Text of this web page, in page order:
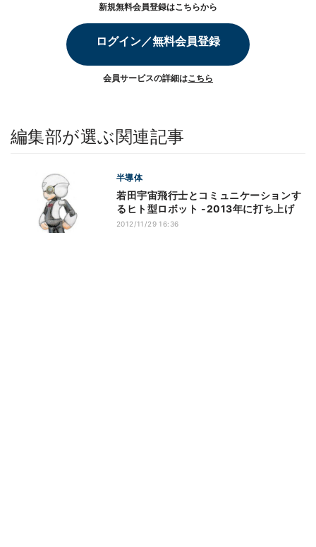
新規無料会員登録はこちらから
ログイン／無料会員登録
会員サービスの詳細はこちら
編集部が選ぶ関連記事
半導体
若田宇宙飛行士とコミュニケーションす
るヒト型ロボット -2013年に打ち上げ
2012/11/29 16:36